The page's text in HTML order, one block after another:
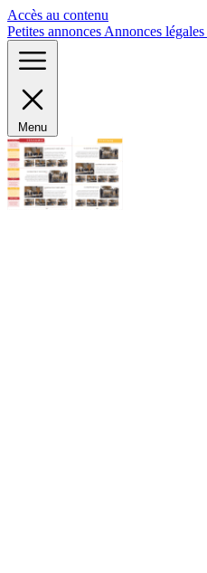
Accès au contenu
Petites annonces Annonces légales
Menu
Panneau de gestion des cookies